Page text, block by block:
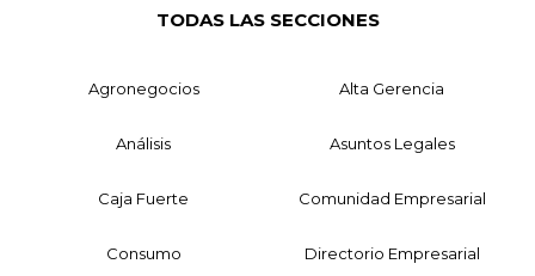
TODAS LAS SECCIONES
Agronegocios Alta Gerencia
Análisis Asuntos Legales
Caja Fuerte Comunidad Empresarial
Consumo Directorio Empresarial